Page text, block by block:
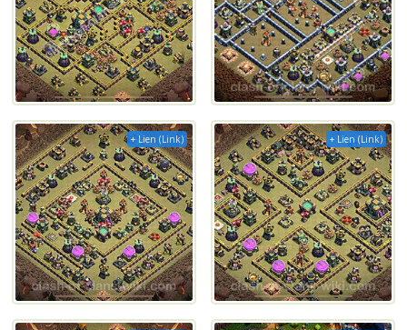
+ Lien (Link) + Lien (Link)